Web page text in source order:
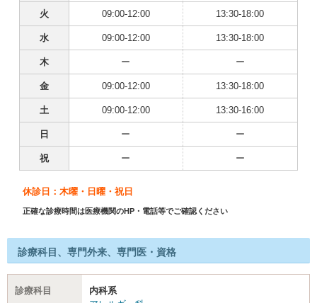
火 09:00-12:00 13:30-18:00
水 09:00-12:00 13:30-18:00
木 ー ー
金 09:00-12:00 13:30-18:00
土 09:00-12:00 13:30-16:00
日 ー ー
祝 ー ー
休診日：木曜・日曜・祝日
正確な診療時間は医療機関のHP・電話等でご確認ください
診療科目、専門外来、専門医・資格
診療科目
内科系